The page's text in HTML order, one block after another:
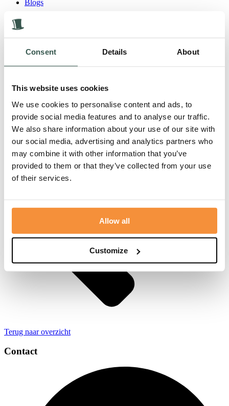
Consent Details About
This website uses cookies
We use cookies to personalise content and ads, to
provide social media features and to analyse our traffic.
We also share information about your use of our site with
our social media, advertising and analytics partners who
may combine it with other information that you’ve
provided to them or that they’ve collected from your use
of their services.
Allow all
Customize
Blogs
De vogel is gevlogen… deel 2
vogel naar...
Lees meer
Terug naar overzicht
Contact